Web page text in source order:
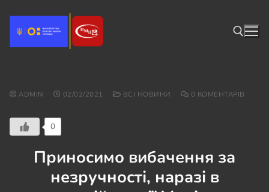
ADMIN 02/02/2021 ВСІ НОВИНИ 0 КОМЕНТАРІВ
0
Приносимо вибачення за
незручності, наразі в